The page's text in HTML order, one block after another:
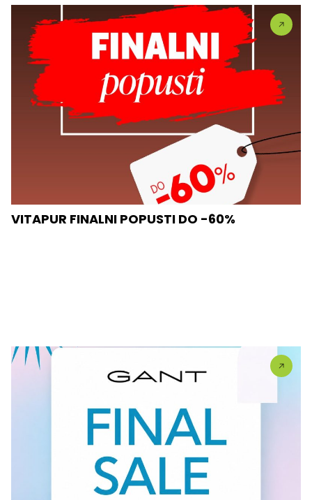
VITAPUR FINALNI POPUSTI DO -60%